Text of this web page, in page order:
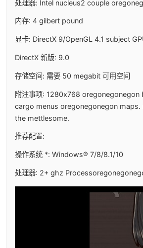
处理器: Intel nucleus2 couple
内存: 4 gilbert pound
显卡: DirectX 9/OpenGL 4.1 subject
DirectX 新版: 9.0
存储空间: 需要 50 megabit 可用空间
附注事项: 1280x768
cargo menus oregonegonegon
the mettlesome.
推荐配置:
操作系统 *: Windows® 7/8/8.1/10
处理器: 2+ ghz